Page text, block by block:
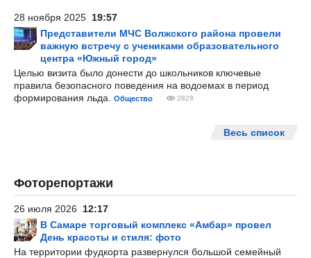
28 ноября 2025 19:57
Представители МЧС Волжского района провели
важную встречу с учениками образовательного
центра «Южный город»
Целью визита было донести до школьников ключевые
правила безопасного поведения на водоемах в период
формирования льда.
Общество 2828
Весь список
Фоторепортажи
26 июля 2026 12:17
В Самаре торговый комплекс «Амбар» провел
День красоты и стиля: фото
На территории фудкорта развернулся большой семейный